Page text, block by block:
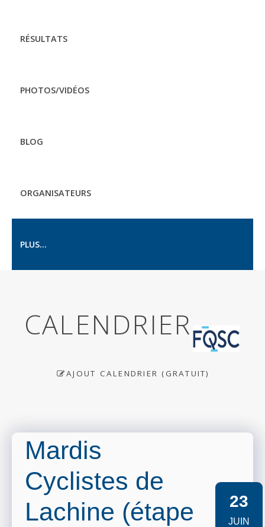
RÉSULTATS
PHOTOS/VIDÉOS
BLOG
ORGANISATEURS
PLUS...
CALENDRIER
AJOUT CALENDRIER (GRATUIT)
Mardis
Cyclistes de
Lachine (étape
23
JUIN